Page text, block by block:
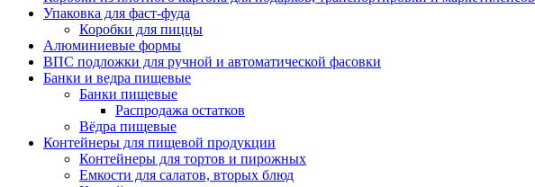
Упаковка для фаст-фуда
Коробки для пиццы
Алюминиевые формы
ВПС подложки для ручной и автоматической фасовки
Банки и ведра пищевые
Банки пищевые
Распродажа остатков
Вёдра пищевые
Контейнеры для пищевой продукции
Контейнеры для тортов и пирожных
Емкости для салатов, вторых блюд